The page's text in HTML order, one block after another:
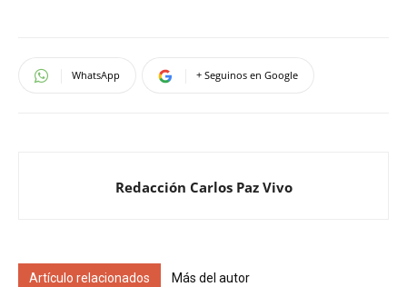
WhatsApp + Seguinos en Google
Redacción Carlos Paz Vivo
Artículo relacionados Más del autor